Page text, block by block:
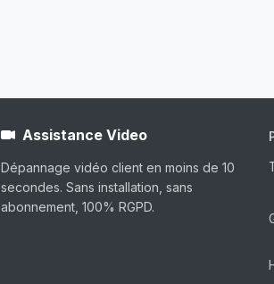
Assistance Video
Dépannage vidéo client en moins de 10
secondes. Sans installation, sans
abonnement, 100% RGPD.